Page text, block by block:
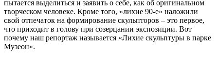
пытается выделиться и заявить о себе, как об оригинальном
творческом человеке. Кроме того, «лихие 90-е» наложили
свой отпечаток на формирование скульпторов – это первое,
что приходит в голову при созерцании экспозиции. Вот
почему наш репортаж называется «Лихие скульптуры в парке
Музеон».